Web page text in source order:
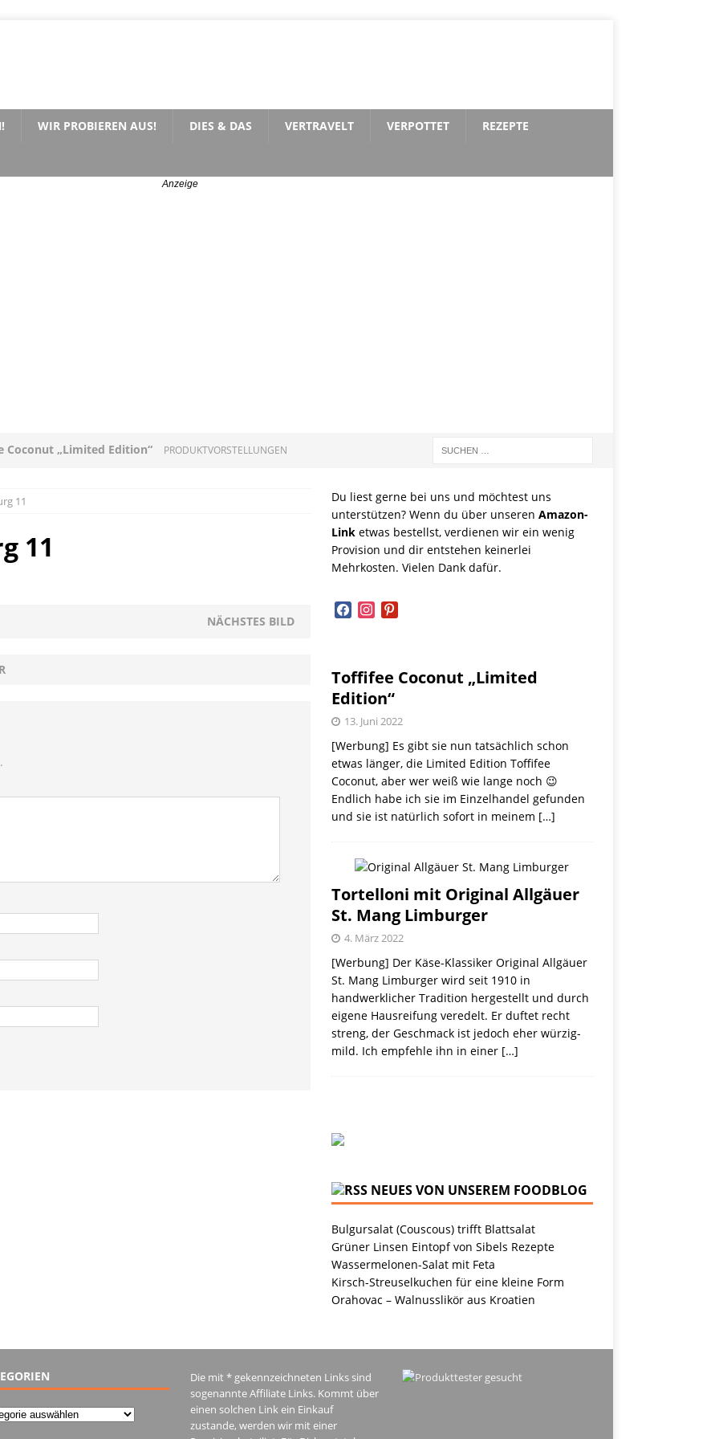
WIR PROBIEREN AUS! DIES & DAS VERTRAVELT VERPOTTET REZEPTE
Coconut „Limited Edition“ PRODUKTVORSTELLUNGEN
– Sean Leder Wochenendtasche von Trendhim
Delikatessen – Spezialitäten aus dem
Maracuja Punsch aus dem Hause
11
11
NÄCHSTES BILD
Du liest gerne bei uns und möchtest uns
unterstützen? Wenn du über unseren Amazon-
Linketwas bestellst, verdienen wir ein wenig
Provision und dir entstehen keinerlei
Mehrkosten. Vielen Dank dafür.
facebookinstagram
pinterest
Toffifee Coconut „Limited
Edition“
13. Juni 2022
[Werbung] Es gibt sie nun tatsächlich schon
etwas länger, die Limited Edition Toffifee
Coconut, aber wer weiß wie lange noch 😉
Endlich habe ich sie im Einzelhandel gefunden
und sie ist natürlich sofort in meinem […]
Tortelloni mit Original Allgäuer
St. Mang Limburger
4. März 2022
[Werbung] Der Käse-Klassiker Original Allgäuer
St. Mang Limburger wird seit 1910 in
handwerklicher Tradition hergestellt und durch
eigene Hausreifung veredelt. Er duftet recht
streng, der Geschmack ist jedoch eher würzig-
mild. Ich empfehle ihn in einer […]
NEUES VON UNSEREM FOODBLOG
Bulgursalat (Couscous) trifft Blattsalat
Grüner Linsen Eintopf von Sibels Rezepte
Wassermelonen-Salat mit Feta
Kirsch-Streuselkuchen für eine kleine Form
Orahovac – Walnusslikör aus Kroatien
Die mit * gekennzeichneten Links sind
sogenannte Affiliate Links. Kommt über
einen solchen Link ein Einkauf
zustande, werden wir mit einer